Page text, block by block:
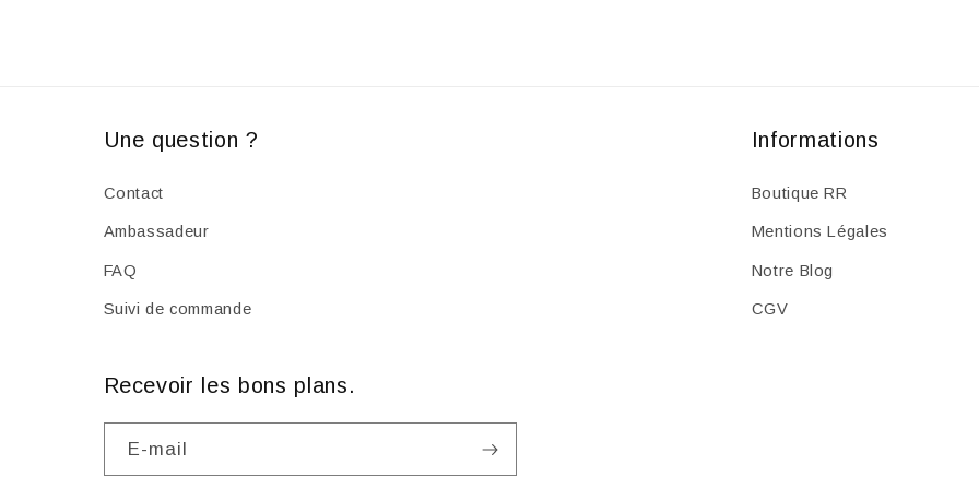
Une question ?
Contact
Ambassadeur
FAQ
Suivi de commande
Informations
Boutique RR
Mentions Légales
Notre Blog
CGV
Recevoir les bons plans.
E-mail